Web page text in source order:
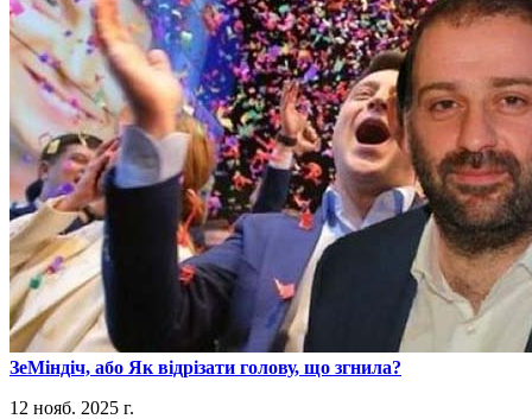
​ЗеМіндіч, або Як відрізати голову, що згнила?
12 нояб. 2025 г.